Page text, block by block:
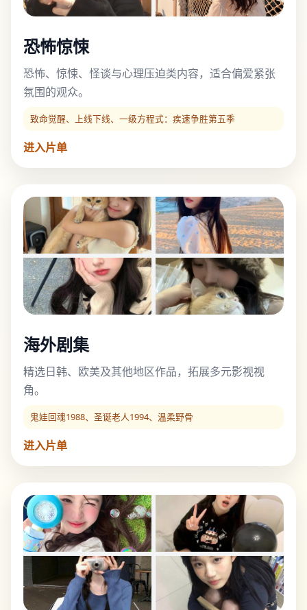
恐怖惊悚
恐怖、惊悚、怪谈与心理压迫类内容，适合偏爱紧张
氛围的观众。
致命觉醒、上线下线、一级方程式：疾速争胜第五季
进入片单
海外剧集
精选日韩、欧美及其他地区作品，拓展多元影视视
角。
鬼娃回魂1988、圣诞老人1994、温柔野骨
进入片单